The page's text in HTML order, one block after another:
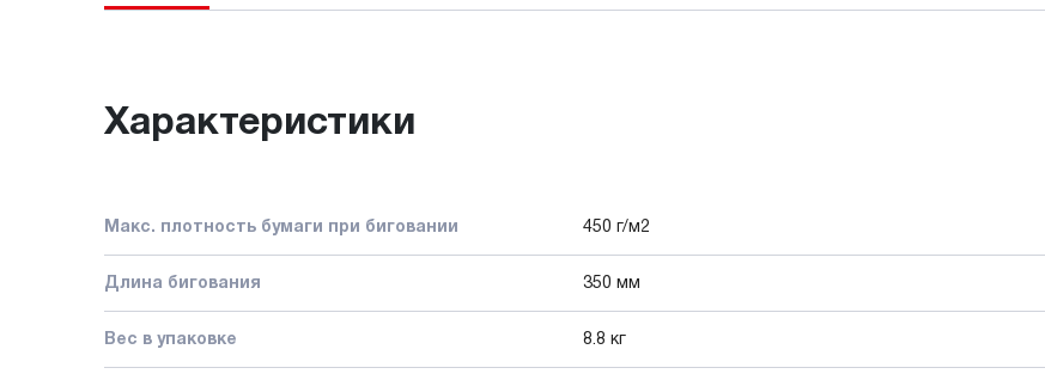
Характеристики
Макс. плотность бумаги при биговании 450 г/м2
Длина бигования 350 мм
Вес в упаковке 8.8 кг